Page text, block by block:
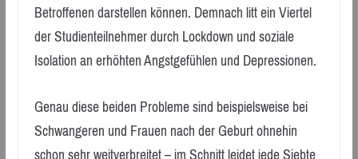
Betroffenen darstellen können. Demnach litt ein Viertel
der Studienteilnehmer durch Lockdown und soziale
Isolation an erhöhten Angstgefühlen und Depressionen.
Genau diese beiden Probleme sind beispielsweise bei
Schwangeren und Frauen nach der Geburt ohnehin